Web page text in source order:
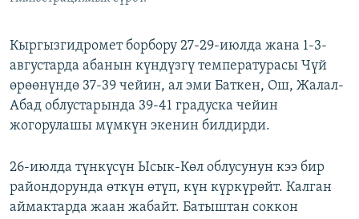
Кыргызгидромет борбору 27-29-июлда жана 1-3-
августарда абанын күндүзгү температурасы Чүй
өрөөнүндө 37-39 чейин, ал эми Баткен, Ош, Жалал-
Абад облустарында 39-41 градуска чейин
жогорулашы мүмкүн экенин билдирди.
26-июлда түнкүсүн Ысык-Көл облусунун кээ бир
райондорунда өткүн өтүп, күн күркүрөйт. Калган
аймактарда жаан жабайт. Батыштан соккон